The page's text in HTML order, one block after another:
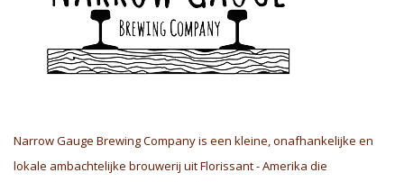
Narrow Gauge Brewing Company is een kleine, onafhankelijke en
lokale ambachtelijke brouwerij uit Florissant - Amerika die